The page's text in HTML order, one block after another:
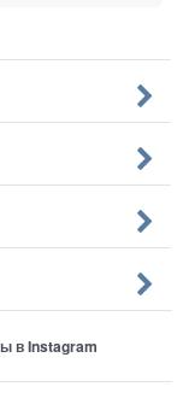
в Instagram